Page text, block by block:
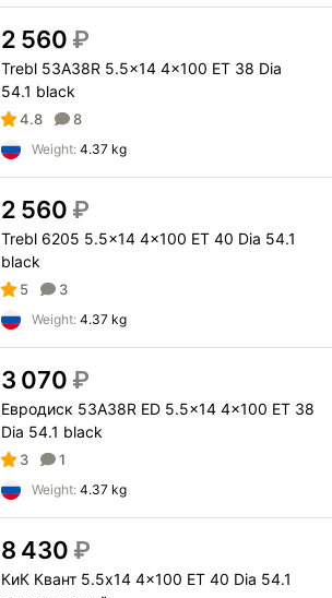
2 560 ₽
Trebl 53A38R 5.5x14 4x100 ET 38 Dia
54.1 black
4.8 8
Weight: 4.37 kg
2 560 ₽
Trebl 6205 5.5x14 4x100 ET 40 Dia 54.1
black
5 3
Weight: 4.37 kg
3 070 ₽
Евродиск 53A38R ED 5.5x14 4x100 ET 38
Dia 54.1 black
3 1
Weight: 4.37 kg
8 430 ₽
КиК Квант 5.5x14 4x100 ET 40 Dia 54.1